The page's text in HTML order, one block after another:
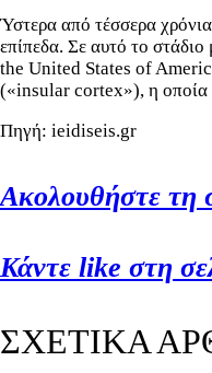
Ύστερα από τέσσερα
επίπεδα. Σε αυτό το
the United States of
(«insular cortex»), η οποία
Πηγή: ieidiseis.gr
Ακολουθήστε τη
Κάντε like στη
ΣΧΕΤΙΚΑ